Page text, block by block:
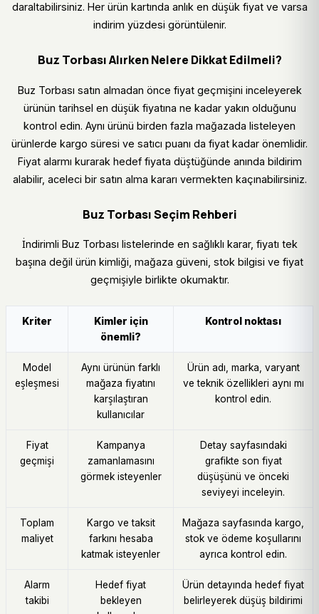
daraltabilirsiniz. Her ürün kartında anlık en düşük fiyat ve varsa
indirim yüzdesi görüntülenir.
Buz Torbası Alırken Nelere Dikkat Edilmeli?
Buz Torbası satın almadan önce fiyat geçmişini inceleyerek
ürünün tarihsel en düşük fiyatına ne kadar yakın olduğunu
kontrol edin. Aynı ürünü birden fazla mağazada listeleyen
ürünlerde kargo süresi ve satıcı puanı da fiyat kadar önemlidir.
Fiyat alarmı kurarak hedef fiyata düştüğünde anında bildirim
alabilir, aceleci bir satın alma kararı vermekten kaçınabilirsiniz.
Buz Torbası Seçim Rehberi
İndirimli Buz Torbası listelerinde en sağlıklı karar, fiyatı tek
başına değil ürün kimliği, mağaza güveni, stok bilgisi ve fiyat
geçmişiyle birlikte okumaktır.
Kriter
Kimler için
önemli?
Kontrol noktası
Model
eşleşmesi
Aynı ürünün farklı
mağaza fiyatını
karşılaştıran
kullanıcılar
Ürün adı, marka, varyant
ve teknik özellikleri aynı mı
kontrol edin.
Fiyat
geçmişi
Kampanya
zamanlamasını
görmek isteyenler
Detay sayfasındaki
grafikte son fiyat
düşüşünü ve önceki
seviyeyi inceleyin.
Toplam
maliyet
Kargo ve taksit
farkını hesaba
katmak isteyenler
Mağaza sayfasında kargo,
stok ve ödeme koşullarını
ayrıca kontrol edin.
Alarm
takibi
Hedef fiyat
bekleyen
Ürün detayında hedef fiyat
belirleyerek düşüş bildirimi